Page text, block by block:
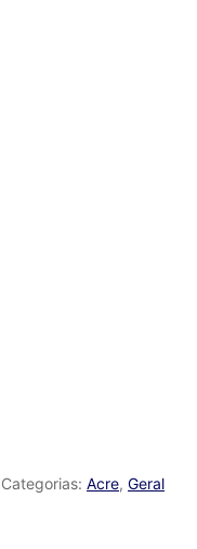
Categorias: Acre, Geral